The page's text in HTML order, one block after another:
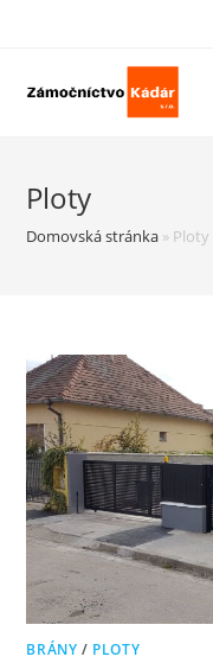
Ploty
Domovská stránka » Ploty
BRÁNY / PLOTY